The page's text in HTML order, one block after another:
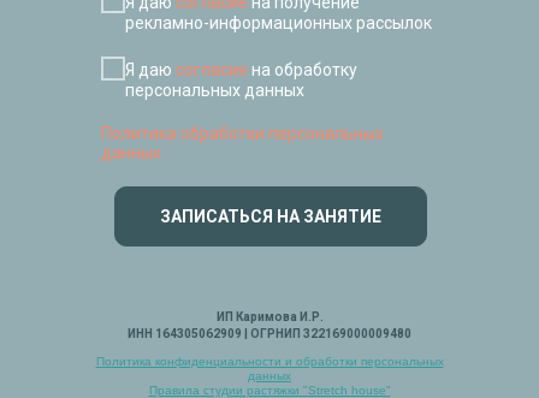
рекламно-информационных рассылок
Я даю согласие на обработку
персональных данных
Политика обработки персональных
данных
ЗАПИСАТЬСЯ НА ЗАНЯТИЕ
ИП Каримова И.Р.
ИНН 164305062909 | ОГРНИП 322169000009480
Политика конфиденциальности и обработки персональных
данных
Правила студии растяжки "Stretch house"